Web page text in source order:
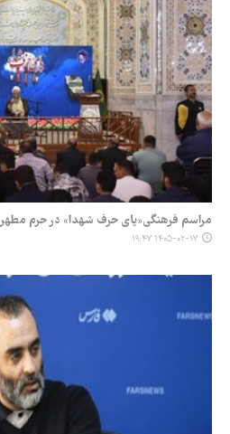
مراسم فرهنگی«پای حرف شهدا» در حرم
۱۴۰۵-۰۲-۱۷ ۱۹:۴۷